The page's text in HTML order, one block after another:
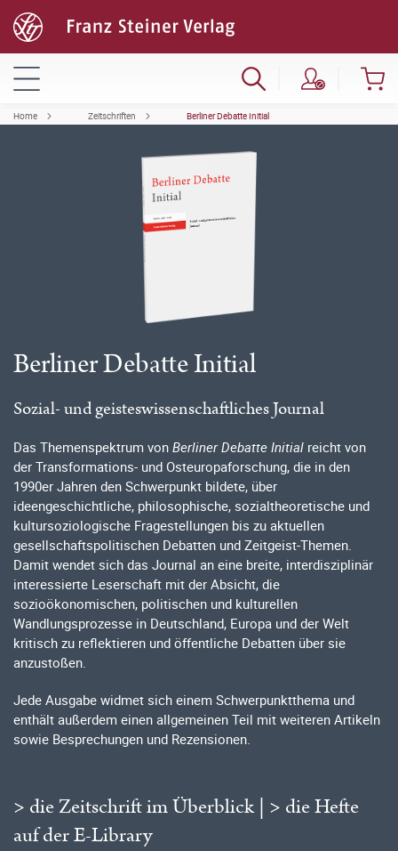
Home Zeitschriften Berliner Debatte Initial
Berliner Debatte Initial
Sozial- und geisteswissenschaftliches Journal
Das Themenspektrum von Berliner Debatte Initial reicht von
der Transformations- und Osteuropaforschung, die in den
1990er Jahren den Schwerpunkt bildete, über
ideengeschichtliche, philosophische, sozialtheoretische und
kultursoziologische Fragestellungen bis zu aktuellen
gesellschaftspolitischen Debatten und Zeitgeist-Themen.
Damit wendet sich das Journal an eine breite, interdisziplinär
interessierte Leserschaft mit der Absicht, die
sozioökonomischen, politischen und kulturellen
Wandlungsprozesse in Deutschland, Europa und der Welt
kritisch zu reflektieren und öffentliche Debatten über sie
anzustoßen.
Jede Ausgabe widmet sich einem Schwerpunktthema und
enthält außerdem einen allgemeinen Teil mit weiteren Artikeln
sowie Besprechungen und Rezensionen.
> die Zeitschrift im Überblick| > die Hefte
auf der E-Library